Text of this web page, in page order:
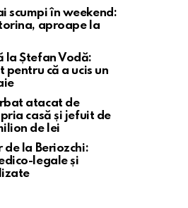
scumpi în weekend:
aproape la
la Ștefan Vodă:
pentru că a ucis un
atacat de
casă și jefuit de
de lei
de la Beriozchi:
legale și